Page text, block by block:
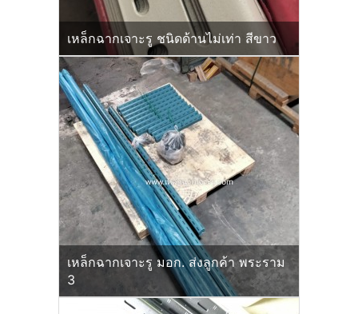
เหล็กฉากเจาะรู ชนิดด้านไม่เท่า สีขาว
เหล็กฉากเจาะรู มอก. ส่งลูกค้า พระราม
3